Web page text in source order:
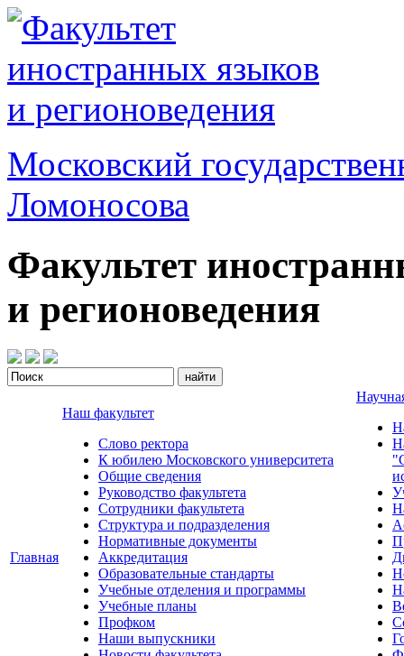
Московский
Ломоносова
Факультет
и регионоведения
Главная
Наш факультет
Слово ректора
К юбилею Московского университета
Общие сведения
Руководство факультета
Сотрудники факультета
Структура и подразделения
Нормативные документы
Аккредитация
Образовательные стандарты
Учебные отделения и программы
Учебные планы
Профком
Наши выпускники